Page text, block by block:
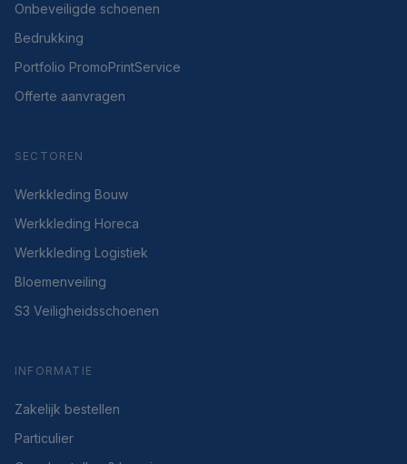
Onbeveiligde schoenen
Bedrukking
Portfolio PromoPrintService
Offerte aanvragen
SECTOREN
Werkkleding Bouw
Werkkleding Horeca
Werkkleding Logistiek
Bloemenveiling
S3 Veiligheidsschoenen
INFORMATIE
Zakelijk bestellen
Particulier